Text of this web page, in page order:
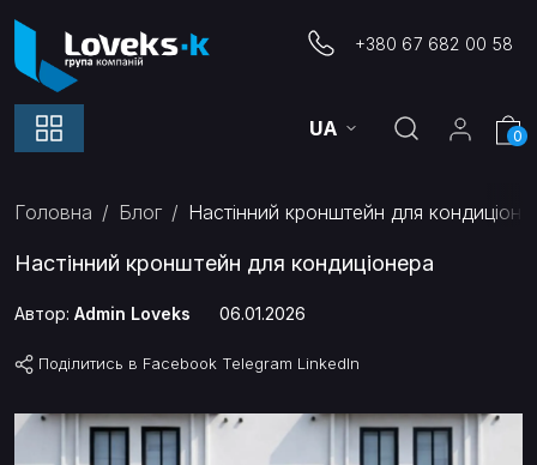
+380 67 682 00 58
UA 0
Головна Блог Настінний кронштейн для
Настінний кронштейн для кондиціонера
Автор: Admin Loveks 06.01.2026
Поділитись в Facebook Telegram LinkedIn